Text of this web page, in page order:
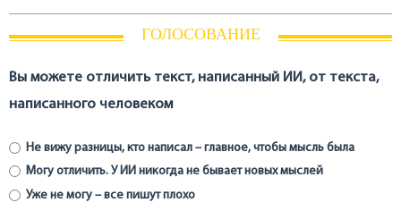
ГОЛОСОВАНИЕ
Вы можете отличить текст, написанный ИИ, от текста,
написанного человеком
Не вижу разницы, кто написал – главное, чтобы мысль была
Могу отличить. У ИИ никогда не бывает новых мыслей
Уже не могу – все пишут плохо